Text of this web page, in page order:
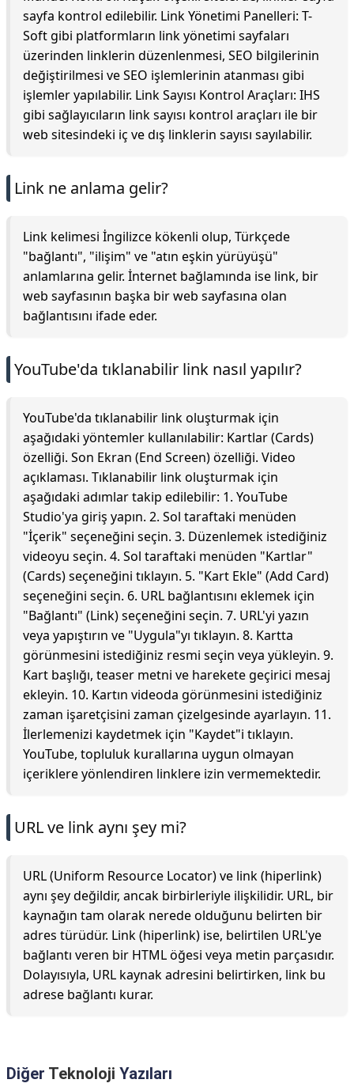
sayfa kontrol edilebilir. Link Yönetimi Panelleri: T-
Soft gibi platformların link yönetimi sayfaları
üzerinden linklerin düzenlenmesi, SEO bilgilerinin
değiştirilmesi ve SEO işlemlerinin atanması gibi
işlemler yapılabilir. Link Sayısı Kontrol Araçları: IHS
gibi sağlayıcıların link sayısı kontrol araçları ile bir
web sitesindeki iç ve dış linklerin sayısı sayılabilir.
Link ne anlama gelir?
Link kelimesi İngilizce kökenli olup, Türkçede
"bağlantı", "ilişim" ve "atın eşkin yürüyüşü"
anlamlarına gelir. İnternet bağlamında ise link, bir
web sayfasının başka bir web sayfasına olan
bağlantısını ifade eder.
YouTube'da tıklanabilir link nasıl yapılır?
YouTube'da tıklanabilir link oluşturmak için
aşağıdaki yöntemler kullanılabilir: Kartlar (Cards)
özelliği. Son Ekran (End Screen) özelliği. Video
açıklaması. Tıklanabilir link oluşturmak için
aşağıdaki adımlar takip edilebilir: 1. YouTube
Studio'ya giriş yapın. 2. Sol taraftaki menüden
"İçerik" seçeneğini seçin. 3. Düzenlemek istediğiniz
videoyu seçin. 4. Sol taraftaki menüden "Kartlar"
(Cards) seçeneğini tıklayın. 5. "Kart Ekle" (Add Card)
seçeneğini seçin. 6. URL bağlantısını eklemek için
"Bağlantı" (Link) seçeneğini seçin. 7. URL'yi yazın
veya yapıştırın ve "Uygula"yı tıklayın. 8. Kartta
görünmesini istediğiniz resmi seçin veya yükleyin. 9.
Kart başlığı, teaser metni ve harekete geçirici mesaj
ekleyin. 10. Kartın videoda görünmesini istediğiniz
zaman işaretçisini zaman çizelgesinde ayarlayın. 11.
İlerlemenizi kaydetmek için "Kaydet"i tıklayın.
YouTube, topluluk kurallarına uygun olmayan
içeriklere yönlendiren linklere izin vermemektedir.
URL ve link aynı şey mi?
URL (Uniform Resource Locator) ve link (hiperlink)
aynı şey değildir, ancak birbirleriyle ilişkilidir. URL, bir
kaynağın tam olarak nerede olduğunu belirten bir
adres türüdür. Link (hiperlink) ise, belirtilen URL'ye
bağlantı veren bir HTML öğesi veya metin parçasıdır.
Dolayısıyla, URL kaynak adresini belirtirken, link bu
adrese bağlantı kurar.
Diğer Teknoloji Yazıları